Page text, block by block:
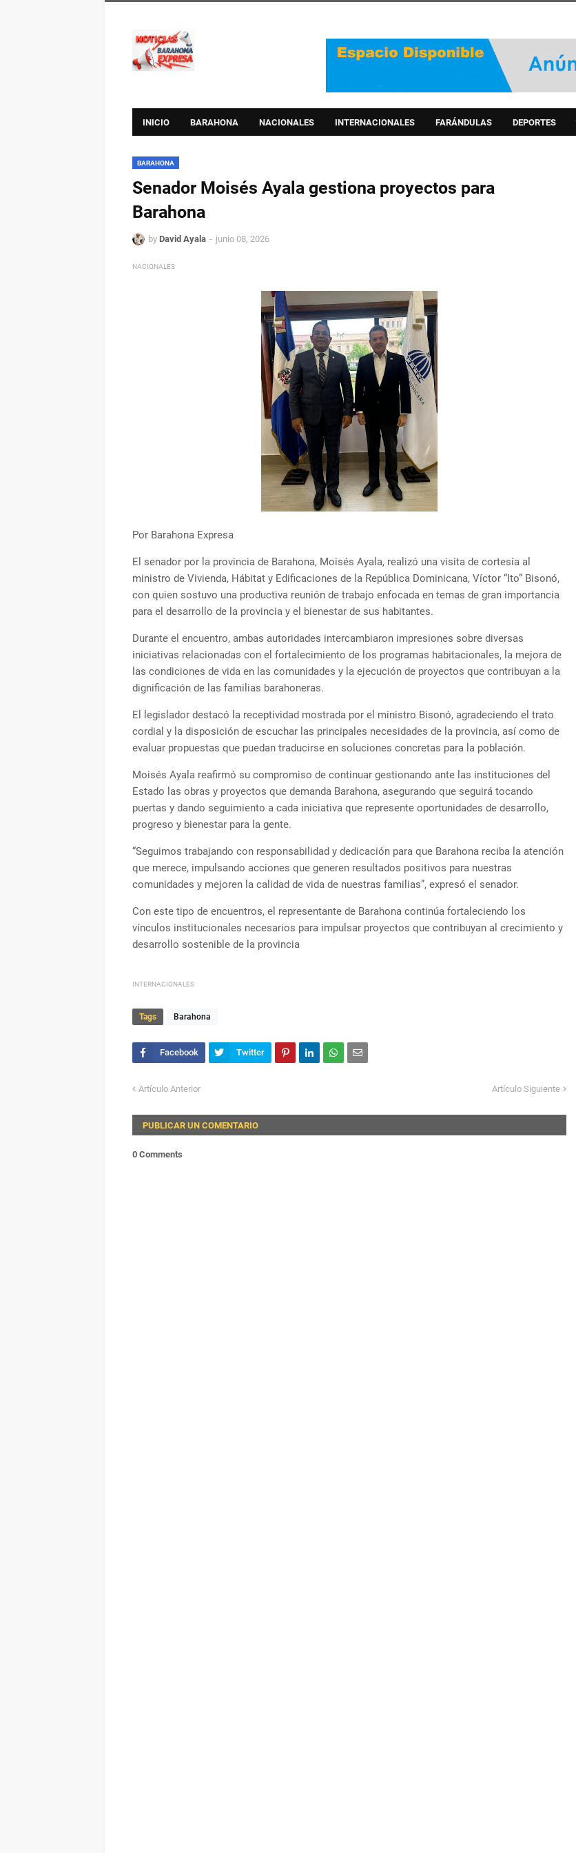
INICIO BARAHONA NACIONALES INTERNACIONALES FARÁNDULAS DEPORTES
BARAHONA
Senador Moisés Ayala gestiona proyectos para
Barahona
by David Ayala junio 08, 2026
NACIONALES
Por Barahona Expresa
El senador por la provincia de Barahona, Moisés Ayala, realizó una visita de cortesía al
ministro de Vivienda, Hábitat y Edificaciones de la República Dominicana, Víctor “Ito” Bisonó,
con quien sostuvo una productiva reunión de trabajo enfocada en temas de gran importancia
para el desarrollo de la provincia y el bienestar de sus habitantes.
Durante el encuentro, ambas autoridades intercambiaron impresiones sobre diversas
iniciativas relacionadas con el fortalecimiento de los programas habitacionales, la mejora de
las condiciones de vida en las comunidades y la ejecución de proyectos que contribuyan a la
dignificación de las familias barahoneras.
El legislador destacó la receptividad mostrada por el ministro Bisonó, agradeciendo el trato
cordial y la disposición de escuchar las principales necesidades de la provincia, así como de
evaluar propuestas que puedan traducirse en soluciones concretas para la población.
Moisés Ayala reafirmó su compromiso de continuar gestionando ante las instituciones del
Estado las obras y proyectos que demanda Barahona, asegurando que seguirá tocando
puertas y dando seguimiento a cada iniciativa que represente oportunidades de desarrollo,
progreso y bienestar para la gente.
“Seguimos trabajando con responsabilidad y dedicación para que Barahona reciba la atención
que merece, impulsando acciones que generen resultados positivos para nuestras
comunidades y mejoren la calidad de vida de nuestras familias”, expresó el senador.
Con este tipo de encuentros, el representante de Barahona continúa fortaleciendo los
vínculos institucionales necesarios para impulsar proyectos que contribuyan al crecimiento y
desarrollo sostenible de la provincia
INTERNACIONALES
Tags Barahona
Artículo Anterior Artículo Siguiente
PUBLICAR UN COMENTARIO
0 Comments